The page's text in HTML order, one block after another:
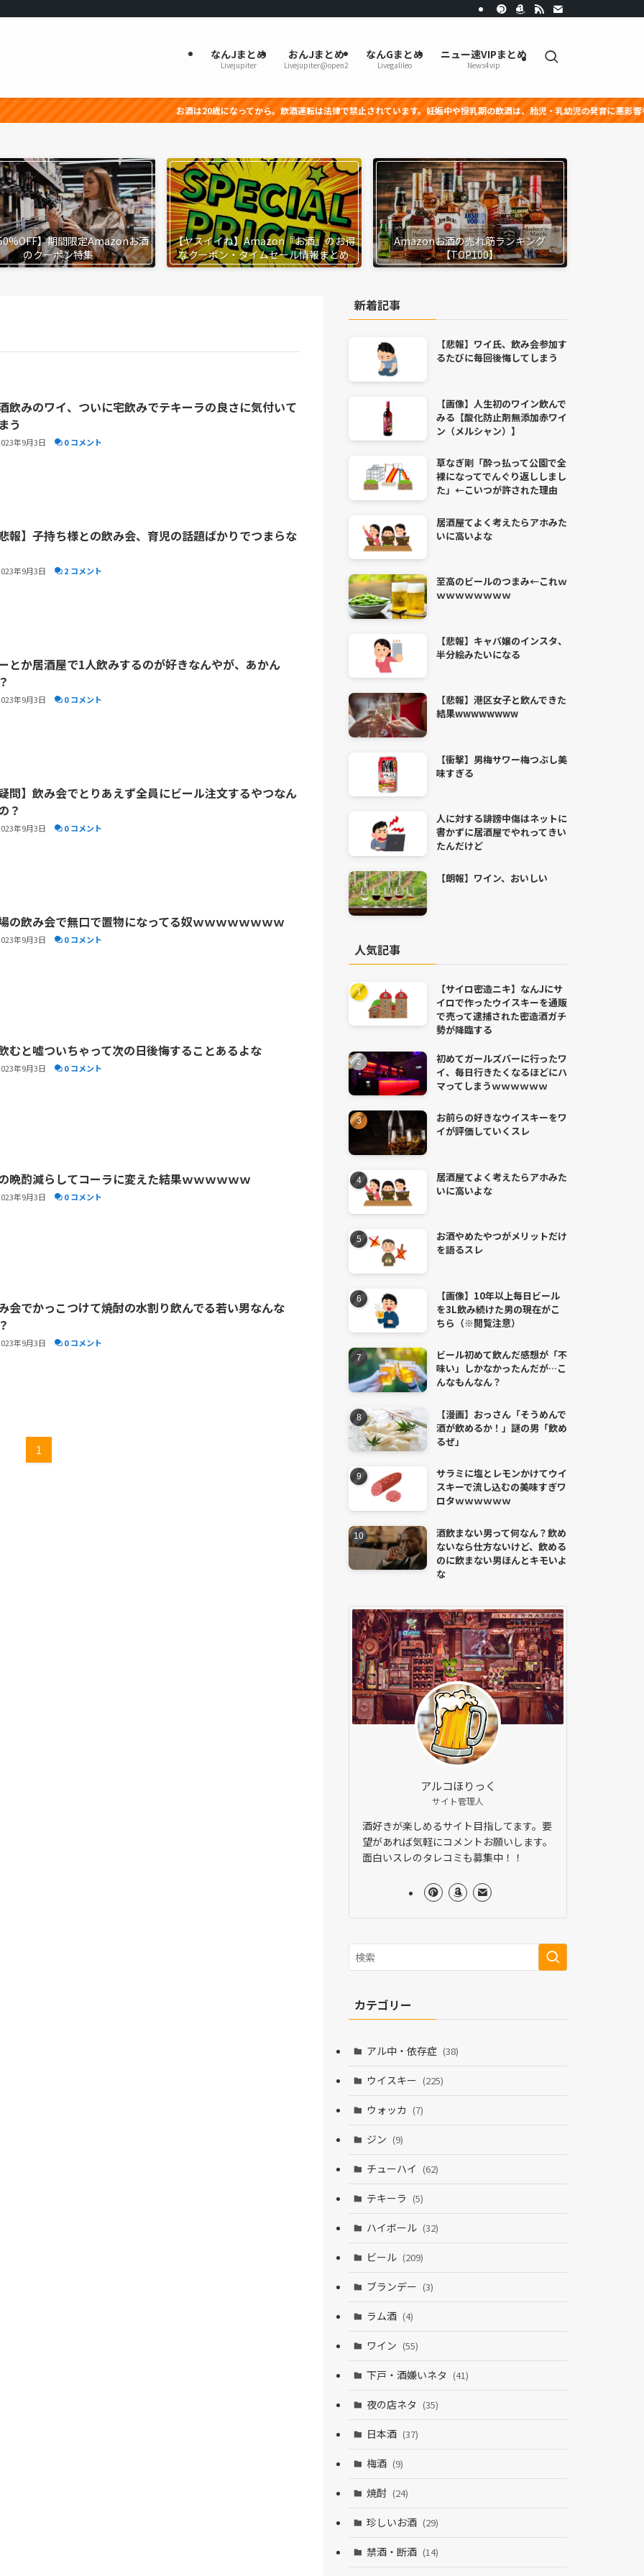
なんJまとめ
Livejupiter
おんJまとめ
Livejupiter@open2
なんGまとめ
Livegalileo
ニュー速VIPまとめ
News4vip
お酒は20歳になってから。飲酒運転は法律で禁止されています。妊娠中や授乳期の飲酒は、胎児・乳幼児の発育に悪影響を与える恐れがありま
】期間限定Amazonお酒
のクーポン特集
【ヤスイイね】Amazon『お酒』のお得
なクーポン・タイムセール情報まとめ
Amazonお酒の売れ筋ランキング
【TOP100】
飲みのワイ、ついに宅飲みでテキーラの良さに気付いて
う
年9月3日 0 コメント
報】子持ち様との飲み会、育児の話題ばかりでつまらな
年9月3日 2 コメント
とか居酒屋で1人飲みするのが好きなんやが、あかん
年9月3日 0 コメント
問】飲み会でとりあえず全員にビール注文するやつなん
？
年9月3日 0 コメント
の飲み会で無口で置物になってる奴ｗｗｗｗｗｗｗｗ
年9月3日 0 コメント
むと嘘ついちゃって次の日後悔することあるよな
年9月3日 0 コメント
晩酌減らしてコーラに変えた結果ｗｗｗｗｗｗ
年9月3日 0 コメント
会でかっこつけて焼酎の水割り飲んでる若い男なんな
年9月3日 0 コメント
1
新着記事
【悲報】ワイ氏、飲み会参加す
るたびに毎回後悔してしまう
【画像】人生初のワイン飲んで
みる【酸化防止剤無添加赤ワイ
ン（メルシャン）】
草なぎ剛「酔っ払って公園で全
裸になってでんぐり返ししまし
た」←こいつが許された理由
居酒屋てよく考えたらアホみた
いに高いよな
至高のビールのつまみ←これｗ
ｗｗｗｗｗｗｗｗ
【悲報】キャバ嬢のインスタ、
半分絵みたいになる
【悲報】港区女子と飲んできた
結果wwwwwwww
【衝撃】男梅サワー梅つぶし美
味すぎる
人に対する誹謗中傷はネットに
書かずに居酒屋でやれってきい
たんだけど
【朗報】ワイン、おいしい
人気記事
【サイロ密造ニキ】なんJにサ
イロで作ったウイスキーを通販
で売って逮捕された密造酒ガチ
勢が降臨する
初めてガールズバーに行ったワ
イ、毎日行きたくなるほどにハ
マってしまうｗｗｗｗｗｗ
お前らの好きなウイスキーをワ
イが評価していくスレ
居酒屋てよく考えたらアホみた
いに高いよな
お酒やめたやつがメリットだけ
を語るスレ
【画像】10年以上毎日ビール
を3L飲み続けた男の現在がこ
ちら（※閲覧注意）
ビール初めて飲んだ感想が「不
味い」しかなかったんだが…こ
んなもんなん？
【漫画】おっさん「そうめんで
酒が飲めるか！」謎の男「飲め
るぜ」
サラミに塩とレモンかけてウイ
スキーで流し込むの美味すぎワ
ロタｗｗｗｗｗｗ
酒飲まない男って何なん？飲め
ないなら仕方ないけど、飲める
のに飲まない男ほんとキモいよ
な
アルコほりっく
サイト管理人
酒好きが楽しめるサイト目指してます。要
望があれば気軽にコメントお願いします。
面白いスレのタレコミも募集中！！
カテゴリー
アル中・依存症 (38)
ウイスキー (225)
ウォッカ (7)
ジン (9)
チューハイ (62)
テキーラ (5)
ハイボール (32)
ビール (209)
ブランデー (3)
ラム酒 (4)
ワイン (55)
下戸・酒嫌いネタ (41)
夜の店ネタ (35)
日本酒 (37)
梅酒 (9)
焼酎 (24)
珍しいお酒 (29)
禁酒・断酒 (14)